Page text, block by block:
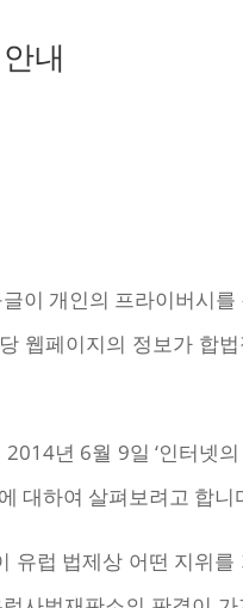
내
이 개인의 프라이버시
웹페이지의 정보가 합
년 6월 9일 ‘인터넷
대하여 살펴보려고 합니
유럽 법제상 어떤 지위를